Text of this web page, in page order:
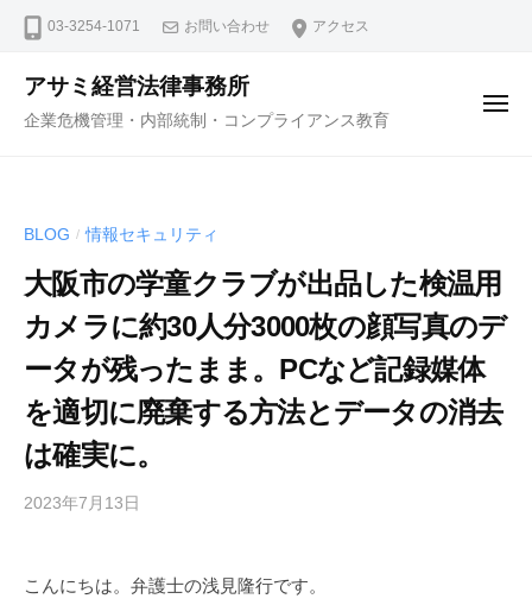
03-3254-1071 お問い合わせ アクセス
アサミ経営法律事務所
企業危機管理・内部統制・コンプライアンス教育
メ
BLOG / 情報セキュリティ
大阪市の学童クラブが出品した検温用
カメラに約30人分3000枚の顔写真のデ
ータが残ったまま。PCなど記録媒体
を適切に廃棄する方法とデータの消去
は確実に。
2023年7月13日
護
こんにちは。弁護士の浅見隆行です。